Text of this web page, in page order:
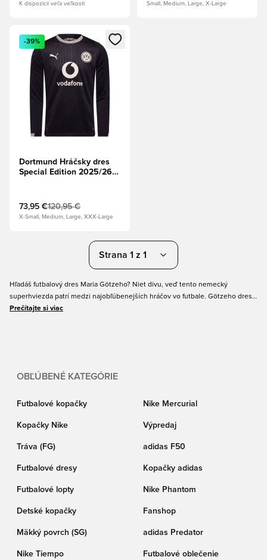
K dispozícii veľa veľkostí Small, Medium, Large, X-Large
Otvorí modál na prihlásenie alebo registráciu ako člen
-39%
Dortmund Hráčsky dres
Special Edition 2025/26
73,95 €120,95 €
X-Small, Medium, Large, XXX-Large
Strana 1 z 1
Hľadáš futbalový dres Maria Götzeho? Niet divu, veď tento nemecký
superhviezda patrí medzi najobľúbenejších hráčov vo futbale. Götzeho dresy
sa stali čoraz populárnejšími po tom, čo tento stredopoliar v roku 2014
Prečítajte si viac
OBĽÚBENÉ KATEGÓRIE
Futbalové kopačky Nike Mercurial
Kopačky Nike Výpredaj
Tráva (FG) adidas F50
Futbalové dresy Kopačky adidas
Futbalové lopty Nike Phantom
Detské kopačky Fanshop
Mäkký povrch (SG) adidas Predator
Nike Tiempo Futbalové oblečenie